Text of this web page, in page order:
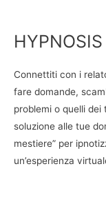
Connettiti con i
fare domande,
problemi o quelli
soluzione alle tue
mestiere” per
un’esperienza